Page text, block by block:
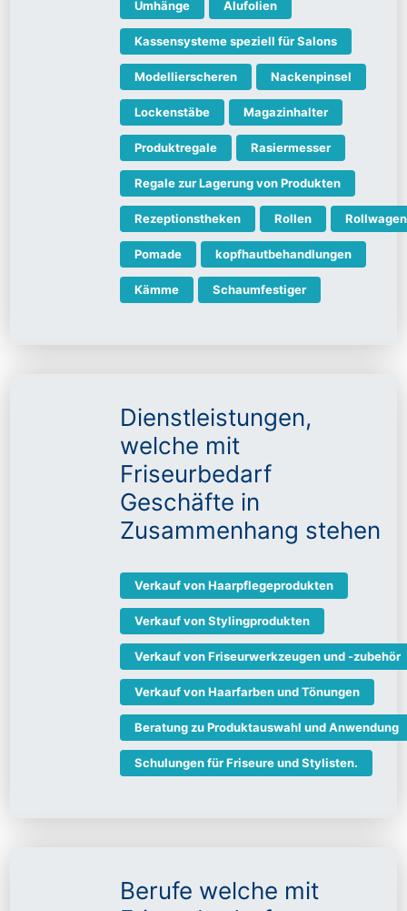
Umhänge Alufolien
Kassensysteme speziell für Salons
Modellierscheren Nackenpinsel
Lockenstäbe Magazinhalter
Produktregale Rasiermesser
Regale zur Lagerung von Produkten
Rezeptionstheken Rollen Rollwagen
Pomade kopfhautbehandlungen
Kämme Schaumfestiger
Dienstleistungen,
welche mit
Friseurbedarf
Geschäfte in
Zusammenhang stehen
Verkauf von Haarpflegeprodukten
Verkauf von Stylingprodukten
Verkauf von Friseurwerkzeugen und -zubehör
Verkauf von Haarfarben und Tönungen
Beratung zu Produktauswahl und Anwendung
Schulungen für Friseure und Stylisten.
Berufe welche mit